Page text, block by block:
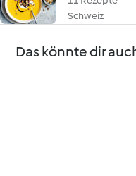
Schweiz
Das könnte dir